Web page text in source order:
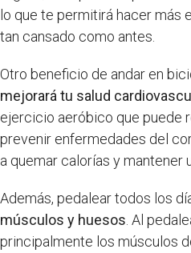
lo que te permitirá hacer
tan cansado como antes.
Otro beneficio de andar en
mejorará tu salud
ejercicio aeróbico que puede
prevenir enfermedades del
a quemar calorías y mantener
Además, pedalear todos los
músculos y huesos . Al
principalmente los músculos